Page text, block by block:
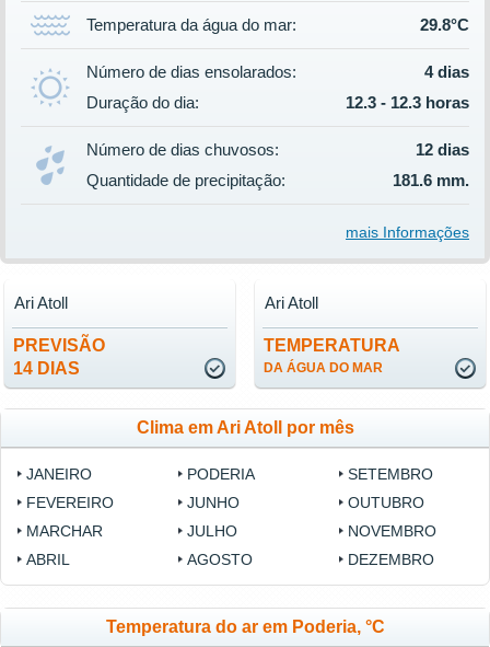
Temperatura da água do mar: 29.8°C
Número de dias ensolarados:
4 dias
Duração do dia:
12.3 - 12.3 horas
Número de dias chuvosos:
12 dias
Quantidade de precipitação:
181.6 mm.
mais Informações
PREVISÃO
14 DIAS
Ari Atoll
TEMPERATURA
DA ÁGUA DO MAR
Ari Atoll
Clima em Ari Atoll por mês
JANEIRO
FEVEREIRO
MARCHAR
ABRIL
PODERIA
JUNHO
JULHO
AGOSTO
SETEMBRO
OUTUBRO
NOVEMBRO
DEZEMBRO
Temperatura do ar em Poderia, °C